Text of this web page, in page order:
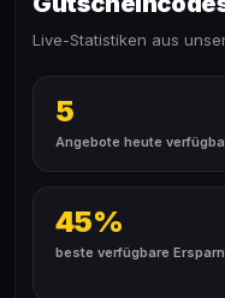
Live-Statistiken aus
5
Angebote heute
45%
beste verfügbare